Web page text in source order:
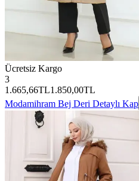
Ücretsiz Kargo
3
1.665,66TL1.850,00TL
Modamihram Bej Deri Detaylı Kap